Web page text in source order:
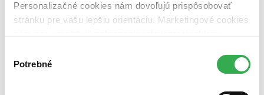
Personalizačné cookies nám dovoľujú prispôsobovať
stránku pre vašu lepšiu orientáciu. Marketingové cookies
nám pomohlo, keby sme mohli používať všetky tieto
súhlasu
Potrebné
Bestsellery
Top hodnotené
Novinky
Najdrahšie
Najvyššia zľava